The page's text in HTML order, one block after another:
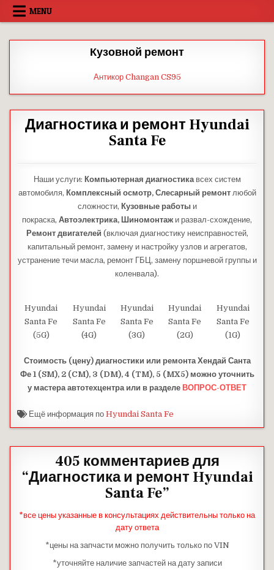
Skip
MENU
Кузовной ремонт
Антикор Changan CS95
Диагностика и ремонт Hyundai
Santa Fe
Наши услуги: Компьютерная диагностикавсех систем
автомобиля, Комплексный осмотр, Слесарный ремонтлюбой
сложности, Кузовные работыи
покраска, Автоэлектрика, Шиномонтаж и развал-схождение,
Ремонт двигателей (включая диагностику неисправностей,
капитальный ремонт, замену и настройку узлов и агрегатов,
устранение течи масла, ремонт ГБЦ, замену поршневой группы и
коленвала).
Hyundai
Santa Fe
(5G)
Hyundai
Santa Fe
(4G)
Hyundai
Santa Fe
(3G)
Hyundai
Santa Fe
(2G)
Hyundai
Santa Fe
(1G)
Стоимость (цену) диагностики или ремонта Хендай Санта
Фе 1 (SM), 2 (CM), 3 (DM), 4 (TM), 5 (MX5) можно уточнить
у мастера автотехцентра или в разделе ВОПРОС-ОТВЕТ
Ещё информация поHyundai Santa Fe
405 комментариев для
“Диагностика и ремонт Hyundai
Santa Fe”
*все цены указанные в консультациях действительны только на
дату ответа
*цены на запчасти можно получить только по VIN
*уточняйте наличие запчастей на дату записи